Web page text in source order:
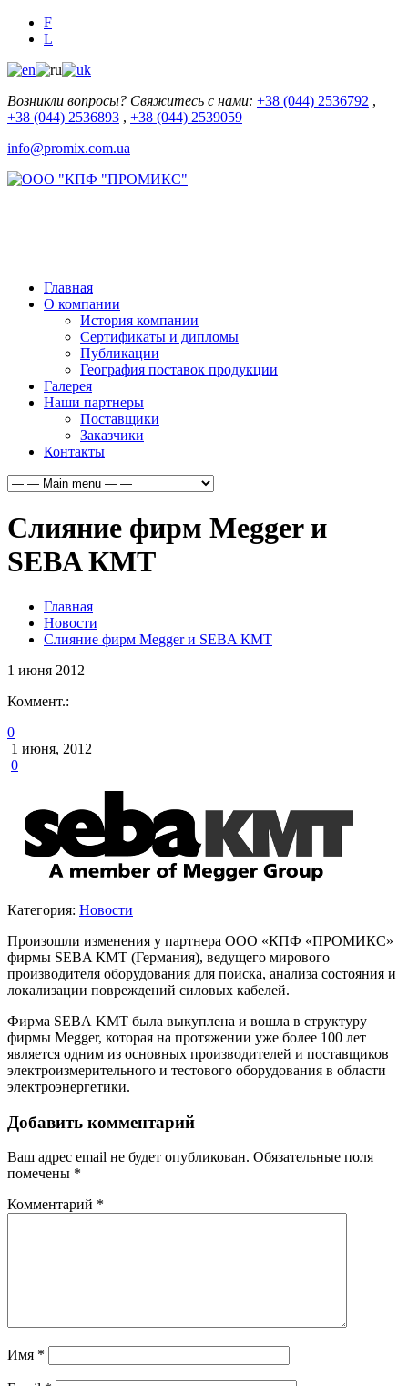
F
L
Возникли вопросы? Свяжитесь с нами: +38 (044) 2536792 ,
+38 (044) 2536893 , +38 (044) 2539059
info@promix.com.ua
Главная
О компании
История компании
Сертификаты и дипломы
Публикации
География поставок продукции
Галерея
Наши партнеры
Поставщики
Заказчики
Контакты
Слияние фирм Megger и
SEBA КМТ
Главная
Новости
Слияние фирм Megger и SEBA КМТ
1 июня 2012
Коммент.:
0
1 июня, 2012
0
Категория: Новости
Произошли изменения у партнера ООО «КПФ «ПРОМИКС»
фирмы SEBA КМТ (Германия), ведущего мирового
производителя оборудования для поиска, анализа состояния и
локализации повреждений силовых кабелей.
Фирма SEBA KMT была выкуплена и вошла в структуру
фирмы Megger, которая на протяжении уже более 100 лет
является одним из основных производителей и поставщиков
электроизмерительного и тестового оборудования в области
электроэнергетики.
Добавить комментарий
Ваш адрес email не будет опубликован. Обязательные поля
помечены *
Комментарий *
Имя *